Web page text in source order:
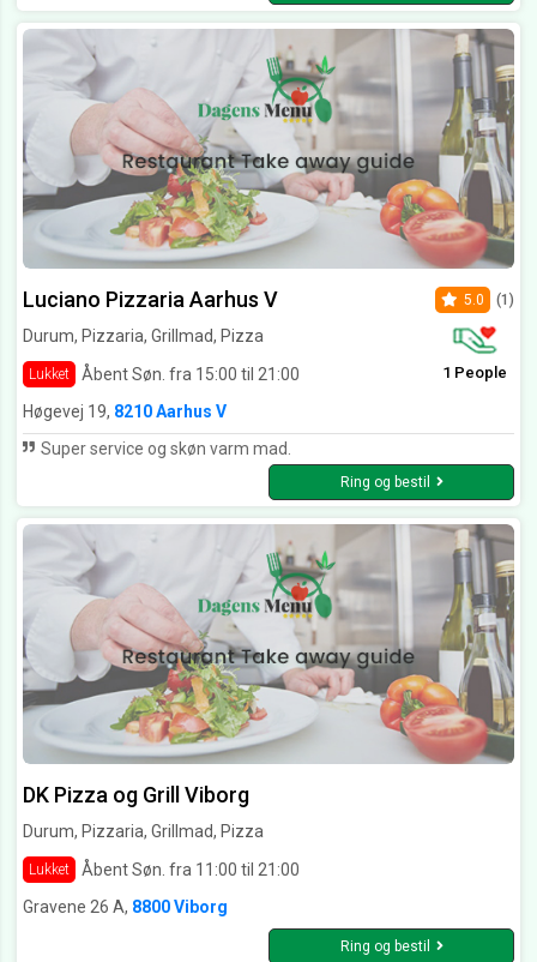
Luciano Pizzaria Aarhus V
Durum, Pizzaria, Grillmad, Pizza
Lukket Åbent Søn. fra 15:00 til 21:00
5.0 (1)
1 People
Høgevej 19, 8210 Aarhus V
Super service og skøn varm mad.
Ring og bestil
DK Pizza og Grill Viborg
Durum, Pizzaria, Grillmad, Pizza
Lukket
Åbent Søn. fra 11:00 til 21:00
Gravene 26 A, 8800 Viborg
Ring og bestil